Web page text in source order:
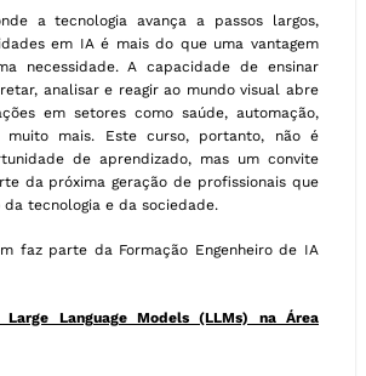
a tecnologia avança a passos largos,
em IA é mais do que uma vantagem
necessidade. A capacidade de ensinar
analisar e reagir ao mundo visual abre
em setores como saúde, automação,
muito mais. Este curso, portanto, não é
de aprendizado, mas um convite
da próxima geração de profissionais que
tecnologia e da sociedade.
faz parte da Formação Engenheiro de IA
Large Language Models (LLMs) na Área